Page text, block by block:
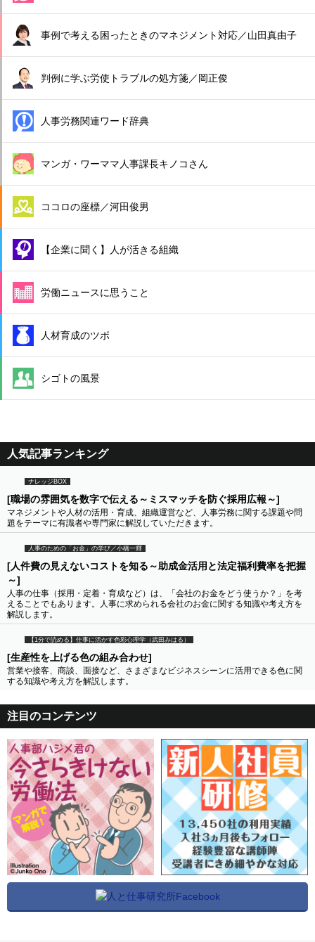
事例で考える困ったときのマネジメント対応／山田真由子
判例に学ぶ労使トラブルの処方箋／岡正俊
人事労務関連ワード辞典
マンガ・ワーママ人事課長キノコさん
ココロの座標／河田俊男
【企業に聞く】人が活きる組織
労働ニュースに思うこと
人材育成のツボ
シゴトの風景
人気記事ランキング
ナレッジBOX
[職場の雰囲気を数字で伝える～ミスマッチを防ぐ採用広報～]
マネジメントや人材の活用・育成、組織運営など、人事労務に関する課題や問
題をテーマに有識者や専門家に解説していただきます。
人事のための「お金」の学び／小橋一輝
[人件費の見えないコストを知る～助成金活用と法定福利費率を把握
～]
人事の仕事（採用・定着・育成など）は、「会社のお金をどう使うか？」を考
えることでもあります。人事に求められる会社のお金に関する知識や考え方を
解説します。
【1分で読める】仕事に活かす色彩心理学（武田みはる）
[生産性を上げる色の組み合わせ]
営業や接客、商談、面接など、さまざまなビジネスシーンに活用できる色に関
する知識や考え方を解説します。
注目のコンテンツ